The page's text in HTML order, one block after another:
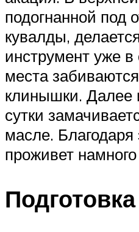
подогнанной под
кувалды,
инструмент уже в
места
клинышки. Далее
сутки
масле. Благодаря
проживет